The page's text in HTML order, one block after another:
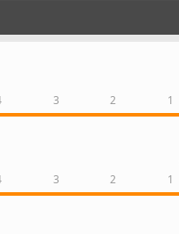
1
2
3
1
2
3